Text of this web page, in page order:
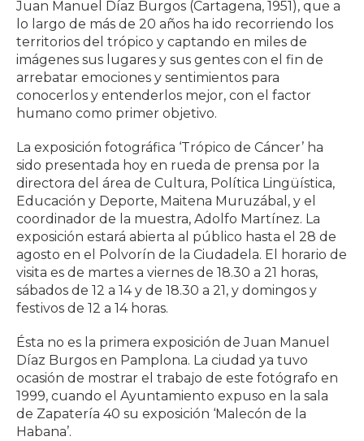
Juan Manuel Díaz Burgos (Cartagena, 1951), que a
lo largo de más de 20 años ha ido recorriendo los
territorios del trópico y captando en miles de
imágenes sus lugares y sus gentes con el fin de
arrebatar emociones y sentimientos para
conocerlos y entenderlos mejor, con el factor
humano como primer objetivo.
La exposición fotográfica ‘Trópico de Cáncer’ ha
sido presentada hoy en rueda de prensa por la
directora del área de Cultura, Política Lingüística,
Educación y Deporte, Maitena Muruzábal, y el
coordinador de la muestra, Adolfo Martínez. La
exposición estará abierta al público hasta el 28 de
agosto en el Polvorín de la Ciudadela. El horario de
visita es de martes a viernes de 18.30 a 21 horas,
sábados de 12 a 14 y de 18.30 a 21, y domingos y
festivos de 12 a 14 horas.
Ésta no es la primera exposición de Juan Manuel
Díaz Burgos en Pamplona. La ciudad ya tuvo
ocasión de mostrar el trabajo de este fotógrafo en
1999, cuando el Ayuntamiento expuso en la sala
de Zapatería 40 su exposición ‘Malecón de la
Habana’.